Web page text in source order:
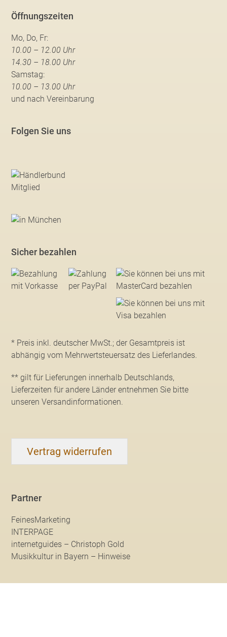
Öffnungszeiten
Mo, Do, Fr:
10.00 – 12.00 Uhr
14.30 – 18.00 Uhr
Samstag:
10.00 – 13.00 Uhr
und nach Vereinbarung
Folgen Sie uns
Sicher bezahlen
* Preis inkl. deutscher MwSt.; der Gesamtpreis ist
abhängig vom Mehrwertsteuersatz des Lieferlandes.
** gilt für Lieferungen innerhalb Deutschlands,
Lieferzeiten für andere Länder entnehmen Sie bitte
unseren Versandinformationen.
Vertrag widerrufen
Partner
FeinesMarketing
INTERPAGE
internetguides – Christoph Gold
Musikkultur in Bayern – Hinweise